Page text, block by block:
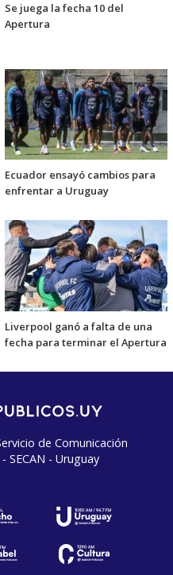
Se juega la fecha 10 del
Apertura
Ecuador ensayó cambios para
enfrentar a Uruguay
Liverpool ganó a falta de una
fecha para terminar el Apertura
de Comunicación
SECAN - Uruguay